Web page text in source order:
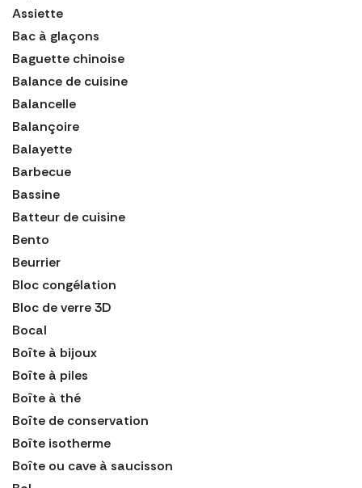
Assiette
Bac à glaçons
Baguette chinoise
Balance de cuisine
Balancelle
Balançoire
Balayette
Barbecue
Bassine
Batteur de cuisine
Bento
Beurrier
Bloc congélation
Bloc de verre 3D
Bocal
Boîte à bijoux
Boîte à piles
Boîte à thé
Boîte de conservation
Boîte isotherme
Boîte ou cave à saucisson